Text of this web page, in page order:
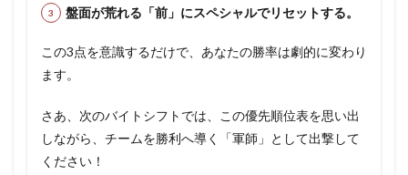
盤面が荒れる「前」にスペシャルでリセットする。
この3点を意識するだけで、あなたの勝率は劇的に変わり
ます。
さあ、次のバイトシフトでは、この優先順位表を思い出
しながら、チームを勝利へ導く「軍師」として出撃して
ください！